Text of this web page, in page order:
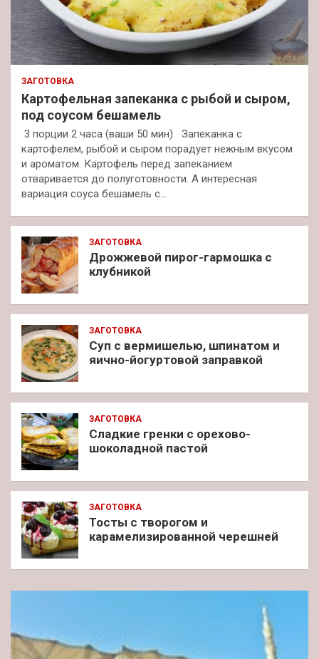
ЗАГОТОВКА
Картофельная запеканка с рыбой и сыром,
под соусом бешамель
3 порции 2 часа (ваши 50 мин) Запеканка с
картофелем, рыбой и сыром порадует нежным вкусом
и ароматом. Картофель перед запеканием
отваривается до полуготовности. А интересная
вариация соуса бешамель с…
ЗАГОТОВКА
Дрожжевой пирог-гармошка с
клубникой
ЗАГОТОВКА
Суп с вермишелью, шпинатом и
яично-йогуртовой заправкой
ЗАГОТОВКА
Сладкие гренки с орехово-
шоколадной пастой
ЗАГОТОВКА
Тосты с творогом и
карамелизированной черешней